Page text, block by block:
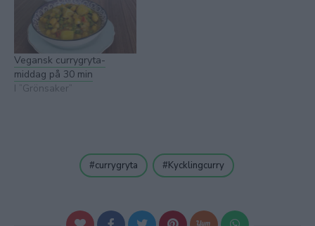
Vegansk currygryta-
middag på 30 min
I ”Grönsaker”
currygryta Kycklingcurry